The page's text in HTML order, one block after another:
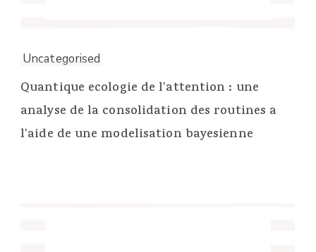
Uncategorised
Quantique ecologie de l'attention : une
analyse de la consolidation des routines a
l'aide de une modelisation bayesienne